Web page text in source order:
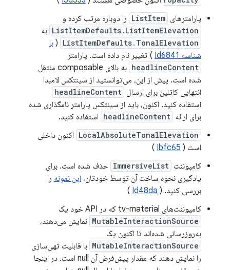
پارامترهای ListItem را دوباره مرتب کرده و
ListItemDefaults.ListItemElevation به
ListItemDefaults.TonalElevation
( با
شناسه Id6841
) تغییر نام داده است. پارامتر
headlineContent
به بالای composable منتقل
شده است. پیش از این، می‌توانستید از سینتکس لامبدا
انتهایی کاتلین برای ارسال headlineContent
استفاده کنید. اکنون، باید از سینتکس پارامتر نامگذاری شده
برای ارائه headlineContent استفاده کنید.
LocalAbsoluteTonalElevation اکنون داخلی
است ( Ibfc65
)
کامپوننت ImmersiveList حذف شده است. برای
یادگیری نحوه ساخت آن توسط خودتان، این نمونه را
بررسی کنید. ( Id48da
)
کامپوننت‌های tv-material که در API خود یک
MutableInteractionSource نمایش می‌دهند،
به‌روزرسانی شده‌اند تا اکنون یک
MutableInteractionSource با قابلیت تهی‌سازی
را نمایش دهند که مقدار پیش‌فرض آن null است. در اینجا